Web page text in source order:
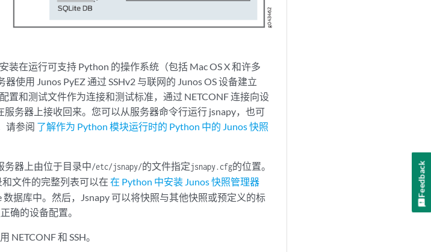
装在运行可支持 Python 的操作系统（包括 Mac OS X 和许多
使用 Junos PyEZ 通过 SSHv2 与联网的 Junos OS 设备建立
置和测试文件作为连接和测试标准，通过 NETCONF 连接向设
服务器上接收回来。您可以从服务器命令行运行 jsnapy，也可
请参阅 了解作为 Python 模块运行时的 Python 中的 Junos 快照
务器上由位于目录中/etc/jsnapy/的文件指定jsnapy.cfg的位置。
文件的完整列表可以在 在 Python 中安装 Junos 快照管理器
数据库中。然后，Jsnapy 可以将快照与其他快照或预定义的标
确的设备配置。
NETCONF 和 SSH。
Feedback